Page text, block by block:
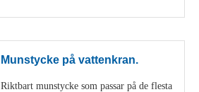
Munstycke på vattenkran.
Riktbart munstycke som passar på de flesta